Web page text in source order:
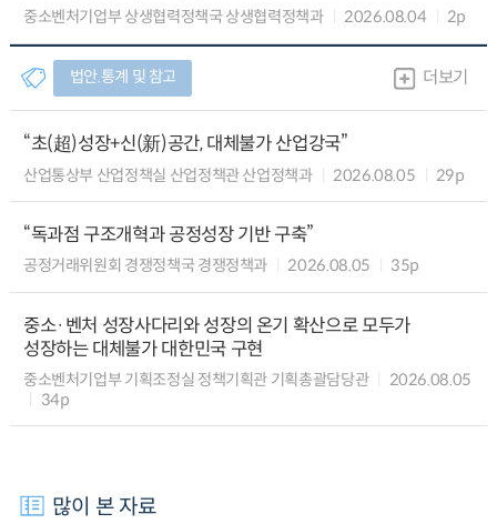
중소벤처기업부 상생협력정책국 상생협력정책과 2026.08.04 2p
법안.통계 및 참고 더보기
“초(超)성장+신(新)공간, 대체불가 산업강국”
산업통상부 산업정책실 산업정책관 산업정책과 2026.08.05 29p
“독과점 구조개혁과 공정성장 기반 구축”
공정거래위원회 경쟁정책국 경쟁정책과 2026.08.05 35p
중소·벤처 성장사다리와 성장의 온기 확산으로 모두가
성장하는 대체불가 대한민국 구현
중소벤처기업부 기획조정실 정책기획관 기획총괄담당관
2026.08.05
34p
많이 본 자료